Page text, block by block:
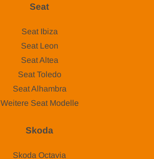
Seat
Seat Ibiza
Seat Leon
Seat Altea
Seat Toledo
Seat Alhambra
Weitere Seat Modelle
Skoda
Skoda Octavia